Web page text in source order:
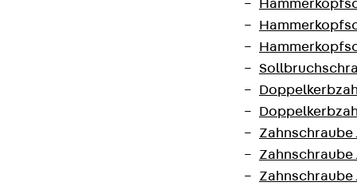
Zahnschraube
Zahnschraube
Zahnschraube